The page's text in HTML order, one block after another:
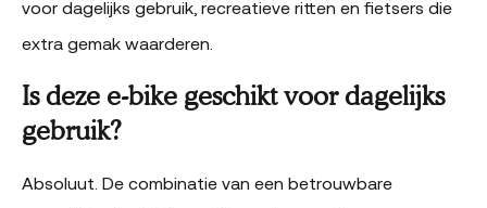
voor dagelijks gebruik, recreatieve ritten en fietsers die
extra gemak waarderen.
Is deze e-bike geschikt voor dagelijks
gebruik?
Absoluut. De combinatie van een betrouwbare